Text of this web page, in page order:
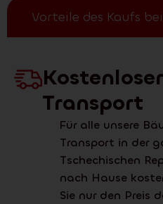
Vorteile des Kaufs
Kostenloser
Transport
Für alle unsere
Transport in der
Tschechischen
nach Hause
Sie nur den Preis